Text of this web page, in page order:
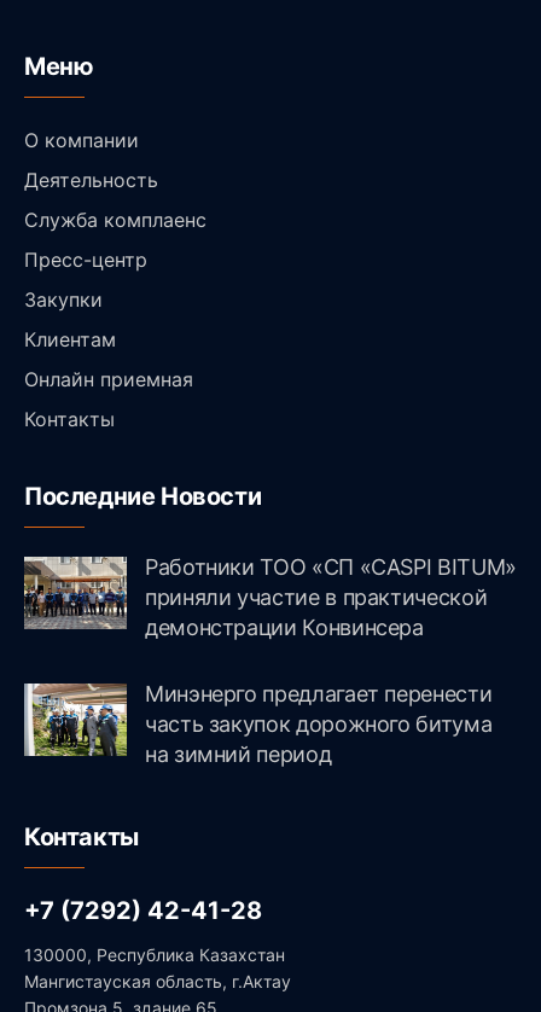
Меню
О компании
Деятельность
Служба комплаенс
Пресс-центр
Закупки
Клиентам
Онлайн приемная
Контакты
Последние Новости
Работники ТОО «СП «CASPI BITUM»
приняли участие в практической
демонстрации Конвинсера
Минэнерго предлагает перенести
часть закупок дорожного битума
на зимний период
Контакты
+7 (7292) 42-41-28
130000, Республика Казахстан
Мангистауская область, г.Актау
Промзона 5, здание 65